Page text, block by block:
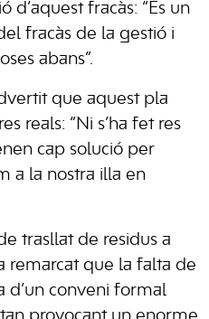
d’aquest fracàs: “És un
fracàs de la gestió i
abans”.
que aquest pla
reals: “Ni s’ha fet res
cap solució per
a la nostra illa en
trasllat de residus a
remarcat que la falta de
d’un conveni formal